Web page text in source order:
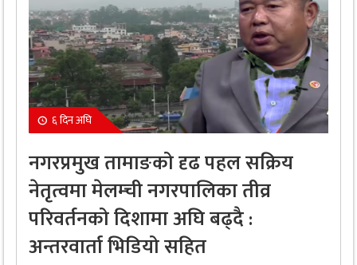
६ दिन अघि
नगरप्रमुख तामाङको दृढ पहल सक्रिय
नेतृत्वमा मेलम्ची नगरपालिका तीव्र
परिवर्तनको दिशामा अघि बढ्दै :
अन्तरवार्ता भिडियो सहित